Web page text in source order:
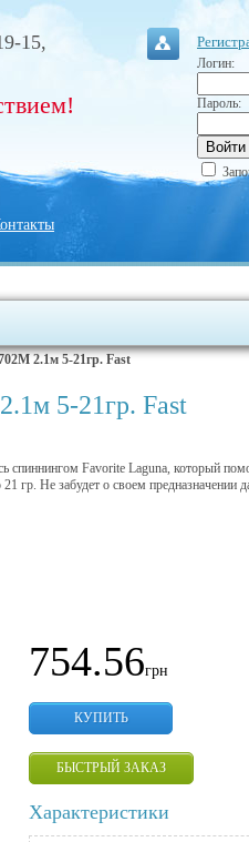
15,
Логин:
Пароль:
2.1м 5-21гр. Fast
5-21гр. Fast
спиннингом Favorite Laguna, который
Не забудет о своем предназначении
754.56грн
КУПИТЬ
БЫСТРЫЙ ЗАКАЗ
Характеристики